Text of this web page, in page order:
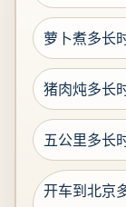
萝卜煮多长
猪肉炖多长
五公里多长
开车到北京